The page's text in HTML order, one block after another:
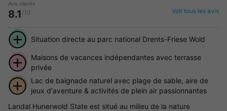
Avis clients
8.1 /10 Voir tous les avis
Situation directe au parc national Drents-Friese Wold
Maisons de vacances indépendantes avec terrasse
privée
Lac de baignade naturel avec plage de sable, aire de
jeux d'aventure & activités de plein air passionnantes
Landal Hunerwold State est situé au milieu de la nature